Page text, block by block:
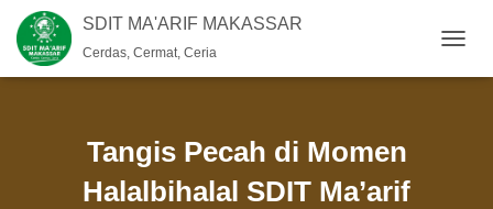
SDIT MA'ARIF MAKASSAR
Cerdas, Cermat, Ceria
O
Tangis Pecah di Momen
Halalbihalal SDIT Ma’arif